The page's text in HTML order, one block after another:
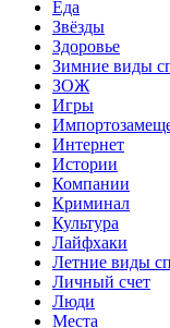
Еда
Звёзды
Здоровье
Зимние виды
ЗОЖ
Игры
Интернет
Истории
Компании
Криминал
Культура
Лайфхаки
Летние виды
Личный счет
Люди
Места